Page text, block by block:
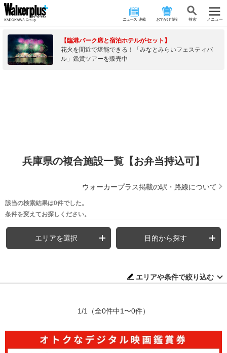
ニュース･連載 おでかけ情報 検 索 メニュー
【臨港パーク席と宿泊ホテルがセット】
花火を間近で堪能できる！「みなとみらいフェスティバ
ル」鑑賞ツアーを販売中
兵庫県の複合施設一覧【お弁当持込可】
ウォーカープラス掲載の駅・路線について
該当の検索結果は0件でした。
条件を変えてお探しください。
エリアを選択 目的から探す
エリアや条件で絞り込む
1/1 （全0件中1〜0件）